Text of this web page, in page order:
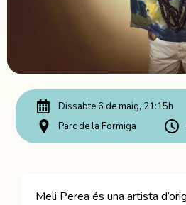
Dissabte 6 de maig, 21:15h
Parc de la Formiga
Meli Perea és una artista